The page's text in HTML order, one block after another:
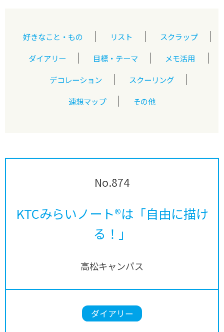
好きなこと・もの リスト
スクラップ
ダイアリー
目標・テーマ
メモ活用
デコレーション
スクーリング
連想マップ
その他
No.874
KTCみらいノート®は「自由に描け
る！」
高松キャンパス
ダイアリー